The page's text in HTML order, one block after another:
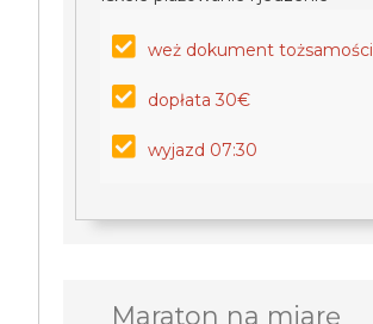
weż dokument tożsamości
dopłata 30€
wyjazd 07:30
Maraton na miarę